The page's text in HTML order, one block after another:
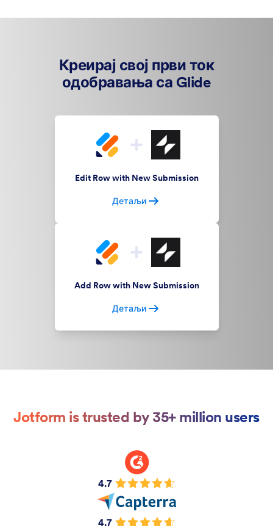
Креирај свој први ток
одобравања са Glide
Edit Row with New Submission
Детаљи
Add Row with New Submission
Детаљи
Jotform is trusted by 35+ million users
4.7
4.7